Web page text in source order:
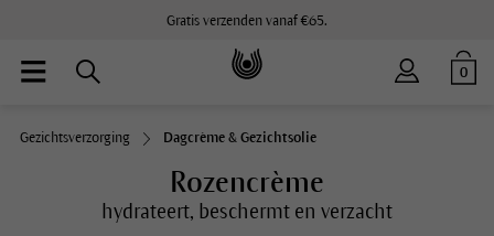
Gratis verzenden vanaf €65.
0
Gezichtsverzorging Dagcrème & Gezichtsolie
Rozencrème
hydrateert, beschermt en verzacht